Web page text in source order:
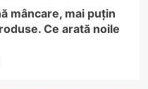
mâncare, mai puțin
Ce arată noile